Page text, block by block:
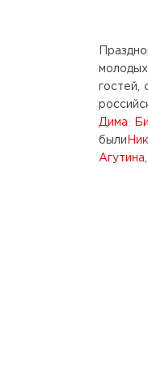
гостей,
Дима
были
Агутина